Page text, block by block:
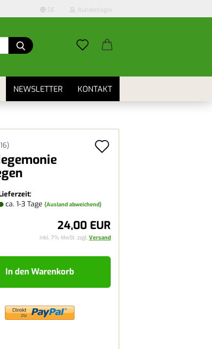
DE Kundenlogin
Suche...
NEWSLETTER KONTAKT
)
ca. 1-3 Tage (Ausland abweichend)
24,00 EUR
inkl. 7% MwSt. zzgl. Versand
In den Warenkorb